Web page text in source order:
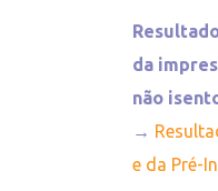
da
não
→
e da Pré-